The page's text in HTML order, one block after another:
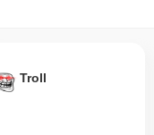
Troll